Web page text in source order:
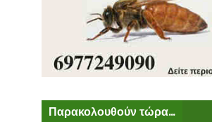
Παρακολουθούν τώρα...